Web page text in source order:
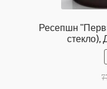
Ресепшн
стекло),